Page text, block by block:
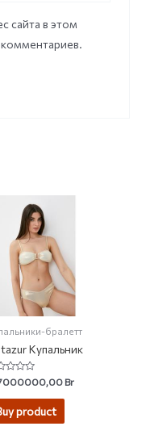
сайта в этом
бралетт
Купальник
Br
product